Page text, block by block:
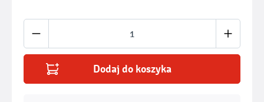
Ilość produktu: Wprowadź żądaną ilość
Dodaj do koszyka